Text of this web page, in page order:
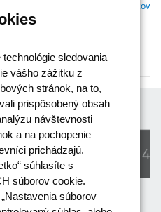
a neoprávnených výdavkov
o spolupráci(93 kB)
sledovania
vášho zážitku z
stránok, na to,
prispôsobený obsah
návštevnosti
a na pochopenie
prichádzajú.
súhlasíte s
súborov cookie.
súborov